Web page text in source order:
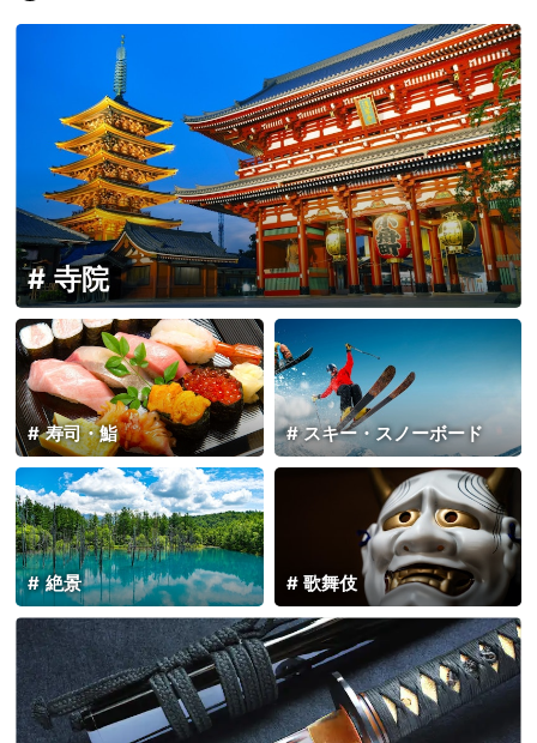
寺院
寿司・鮨 スキー・スノーボード
絶景 歌舞伎